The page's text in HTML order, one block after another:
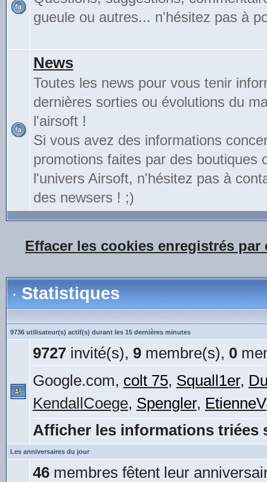
gueule ou autres... n'hésitez pas à
News
Toutes les news pour vous tenir
dernières sorties ou évolutions du
l'airsoft !
Si vous avez des informations
promotions faites par des boutiques
l'univers Airsoft, n'hésitez pas à
des newsers ! ;)
Effacer les cookies enregistrés par
Statistiques
9736 utilisateur(s) actif(s) durant les 15 dernières minutes
9727invité(s), 9membre(s), 0
Google.com, colt 75, Squall1er,
KendallCoege, Spengler, EtienneV
Afficher les informations triées
Les anniversaires du jour
46membres fêtent leur